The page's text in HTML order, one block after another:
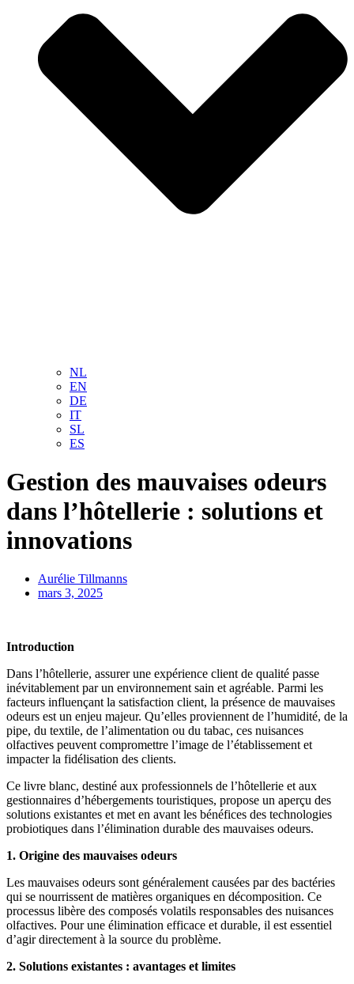
NL
EN
DE
IT
SL
ES
Gestion des mauvaises odeurs
dans l’hôtellerie : solutions et
innovations
Aurélie Tillmanns
mars 3, 2025
Introduction
Dans l’hôtellerie, assurer une expérience client de qualité passe
inévitablement par un environnement sain et agréable. Parmi les
facteurs influençant la satisfaction client, la présence de mauvaises
odeurs est un enjeu majeur. Qu’elles proviennent de l’humidité, de la
pipe, du textile, de l’alimentation ou du tabac, ces nuisances
olfactives peuvent compromettre l’image de l’établissement et
impacter la fidélisation des clients.
Ce livre blanc, destiné aux professionnels de l’hôtellerie et aux
gestionnaires d’hébergements touristiques, propose un aperçu des
solutions existantes et met en avant les bénéfices des technologies
probiotiques dans l’élimination durable des mauvaises odeurs.
1. Origine des mauvaises odeurs
Les mauvaises odeurs sont généralement causées par des bactéries
qui se nourrissent de matières organiques en décomposition. Ce
processus libère des composés volatils responsables des nuisances
olfactives. Pour une élimination efficace et durable, il est essentiel
d’agir directement à la source du problème.
2. Solutions existantes : avantages et limites